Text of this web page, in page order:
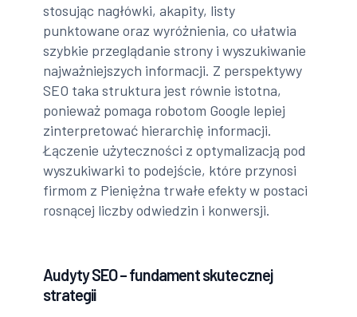
stosując nagłówki, akapity, listy
punktowane oraz wyróżnienia, co ułatwia
szybkie przeglądanie strony i wyszukiwanie
najważniejszych informacji. Z perspektywy
SEO taka struktura jest równie istotna,
ponieważ pomaga robotom Google lepiej
zinterpretować hierarchię informacji.
Łączenie użyteczności z optymalizacją pod
wyszukiwarki to podejście, które przynosi
firmom z Pieniężna trwałe efekty w postaci
rosnącej liczby odwiedzin i konwersji.
Audyty SEO – fundament skutecznej
strategii